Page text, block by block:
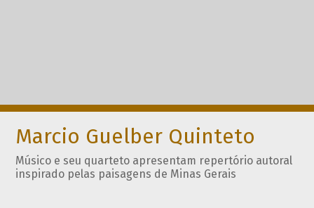
Marcio Guelber Quinteto
Músico e seu quarteto apresentam repertório autoral
inspirado pelas paisagens de Minas Gerais